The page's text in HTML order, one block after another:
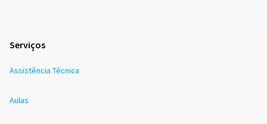
Serviços
Assistência Técnica
Aulas